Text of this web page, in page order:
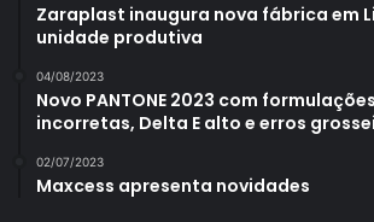
Zaraplast inaugura nova fábrica em
unidade produtiva
04/08/2023
Novo PANTONE 2023 com
incorretas, Delta E alto e erros
02/07/2023
Maxcess apresenta novidades